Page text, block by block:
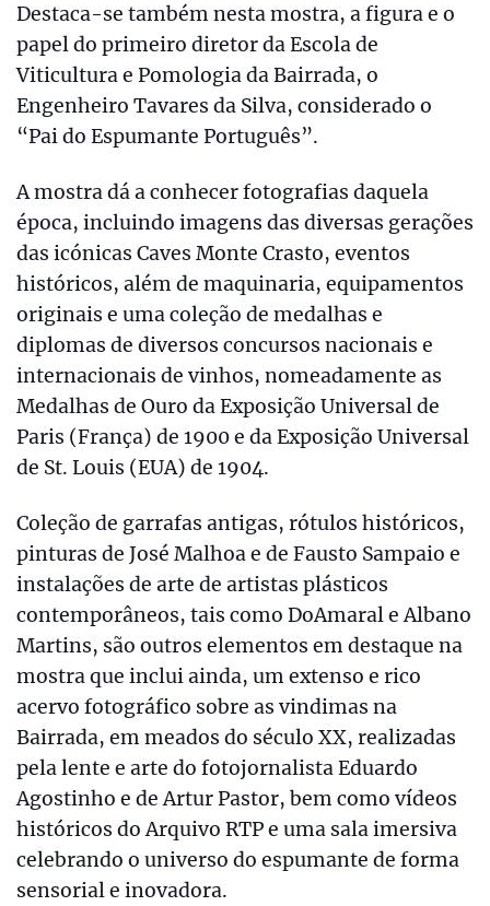
Destaca-se também nesta mostra, a figura e o
papel do primeiro diretor da Escola de
Viticultura e Pomologia da Bairrada, o
Engenheiro Tavares da Silva, considerado o
“Pai do Espumante Português”.
A mostra dá a conhecer fotografias daquela
época, incluindo imagens das diversas gerações
das icónicas Caves Monte Crasto, eventos
históricos, além de maquinaria, equipamentos
originais e uma coleção de medalhas e
diplomas de diversos concursos nacionais e
internacionais de vinhos, nomeadamente as
Medalhas de Ouro da Exposição Universal de
Paris (França) de 1900 e da Exposição Universal
de St. Louis (EUA) de 1904.
Coleção de garrafas antigas, rótulos históricos,
pinturas de José Malhoa e de Fausto Sampaio e
instalações de arte de artistas plásticos
contemporâneos, tais como DoAmaral e Albano
Martins, são outros elementos em destaque na
mostra que inclui ainda, um extenso e rico
acervo fotográfico sobre as vindimas na
Bairrada, em meados do século XX, realizadas
pela lente e arte do fotojornalista Eduardo
Agostinho e de Artur Pastor, bem como vídeos
históricos do Arquivo RTP e uma sala imersiva
celebrando o universo do espumante de forma
sensorial e inovadora.